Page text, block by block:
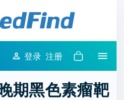
登录 注册
期黑色素瘤靶